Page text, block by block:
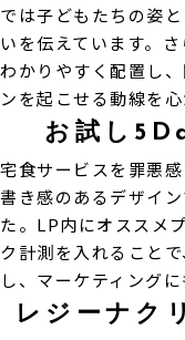
では子どもたちの姿
いを伝えています。
わかりやすく配置し
ンを起こせる動線を心
お試し
宅食サービスを罪悪
書き感のあるデザイ
た。LP内にオススメ
ク計測を入れること
し、マーケティング
レジーナク